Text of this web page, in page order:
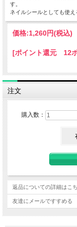
す。
ネイルシールとしても使
価格:1,260円(税込)
[ポイント還元 12
注文
購入数：
返品についての詳細はこ
友達にメールですすめる